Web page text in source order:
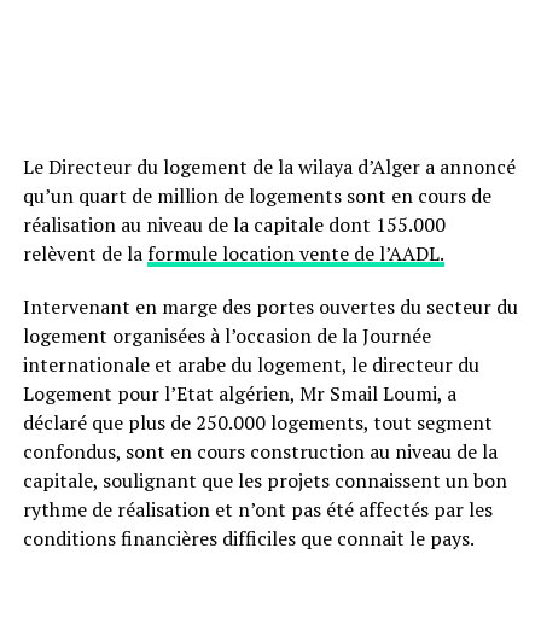
Le Directeur du logement de la wilaya d’Alger a annoncé
qu’un quart de million de logements sont en cours de
réalisation au niveau de la capitale dont 155.000
relèvent de laformule location vente de l’AADL.
Intervenant en marge des portes ouvertes du secteur du
logement organisées à l’occasion de la Journée
internationale et arabe du logement, le directeur du
Logement pour l’Etat algérien, Mr Smail Loumi, a
déclaré que plus de 250.000 logements, tout segment
confondus, sont en cours construction au niveau de la
capitale, soulignant que les projets connaissent un bon
rythme de réalisation et n’ont pas été affectés par les
conditions financières difficiles que connait le pays.